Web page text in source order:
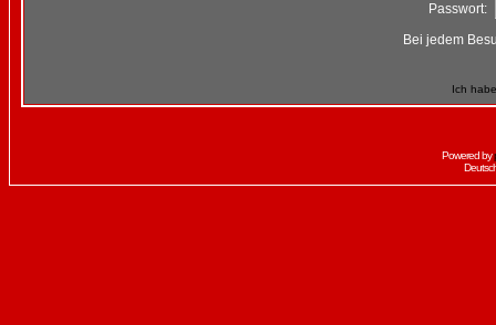
Passwort:
Bei jedem
Ich
Powered by